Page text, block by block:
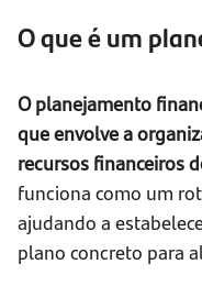
O que é um
O planejamento
que envolve a
recursos financeiros
funciona como um
ajudando a
plano concreto para